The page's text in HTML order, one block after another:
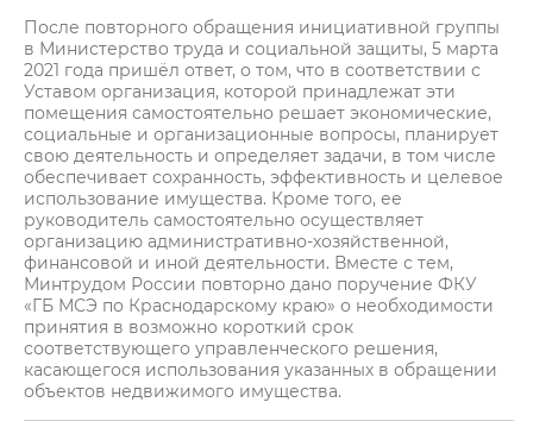
После повторного обращения инициативной группы
в Министерство труда и социальной защиты, 5 марта
2021 года пришёл ответ, о том, что в соответствии с
Уставом организация, которой принадлежат эти
помещения самостоятельно решает экономические,
социальные и организационные вопросы, планирует
свою деятельность и определяет задачи, в том числе
обеспечивает сохранность, эффективность и целевое
использование имущества. Кроме того, ее
руководитель самостоятельно осуществляет
организацию административно-хозяйственной,
финансовой и иной деятельности. Вместе с тем,
Минтрудом России повторно дано поручение ФКУ
«ГБ МСЭ по Краснодарскому краю» о необходимости
принятия в возможно короткий срок
соответствующего управленческого решения,
касающегося использования указанных в обращении
объектов недвижимого имущества.